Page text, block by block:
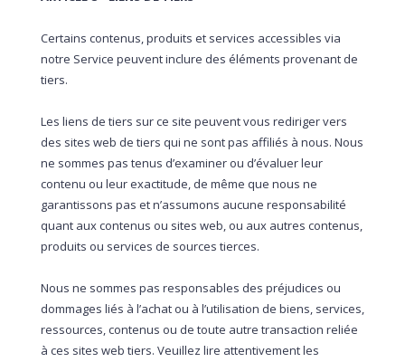
Certains contenus, produits et services accessibles via
notre Service peuvent inclure des éléments provenant de
tiers.
Les liens de tiers sur ce site peuvent vous rediriger vers
des sites web de tiers qui ne sont pas affiliés à nous. Nous
ne sommes pas tenus d’examiner ou d’évaluer leur
contenu ou leur exactitude, de même que nous ne
garantissons pas et n’assumons aucune responsabilité
quant aux contenus ou sites web, ou aux autres contenus,
produits ou services de sources tierces.
Nous ne sommes pas responsables des préjudices ou
dommages liés à l’achat ou à l’utilisation de biens, services,
ressources, contenus ou de toute autre transaction reliée
à ces sites web tiers. Veuillez lire attentivement les